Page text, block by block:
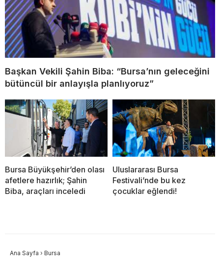
Başkan Vekili Şahin Biba: “Bursa’nın geleceğini
bütüncül bir anlayışla planlıyoruz”
Bursa Büyükşehir’den olası
afetlere hazırlık; Şahin
Biba, araçları inceledi
Uluslararası Bursa
Festivali’nde bu kez
çocuklar eğlendi!
Ana Sayfa › Bursa